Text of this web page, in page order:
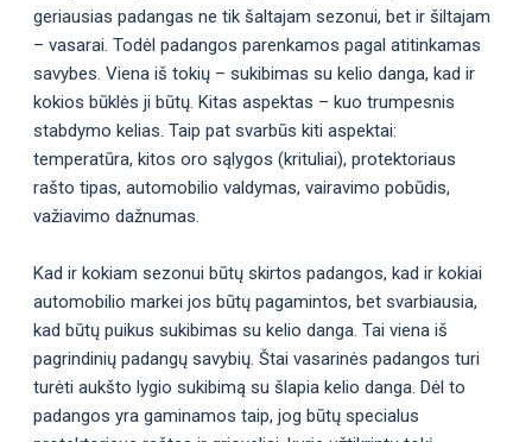
geriausias padangas ne tik šaltajam sezonui, bet ir šiltajam
– vasarai. Todėl padangos parenkamos pagal atitinkamas
savybes. Viena iš tokių – sukibimas su kelio danga, kad ir
kokios būklės ji būtų. Kitas aspektas – kuo trumpesnis
stabdymo kelias. Taip pat svarbūs kiti aspektai:
temperatūra, kitos oro sąlygos (krituliai), protektoriaus
rašto tipas, automobilio valdymas, vairavimo pobūdis,
važiavimo dažnumas.
Kad ir kokiam sezonui būtų skirtos padangos, kad ir kokiai
automobilio markei jos būtų pagamintos, bet svarbiausia,
kad būtų puikus sukibimas su kelio danga. Tai viena iš
pagrindinių padangų savybių. Štai vasarinės padangos turi
turėti aukšto lygio sukibimą su šlapia kelio danga. Dėl to
padangos yra gaminamos taip, jog būtų specialus